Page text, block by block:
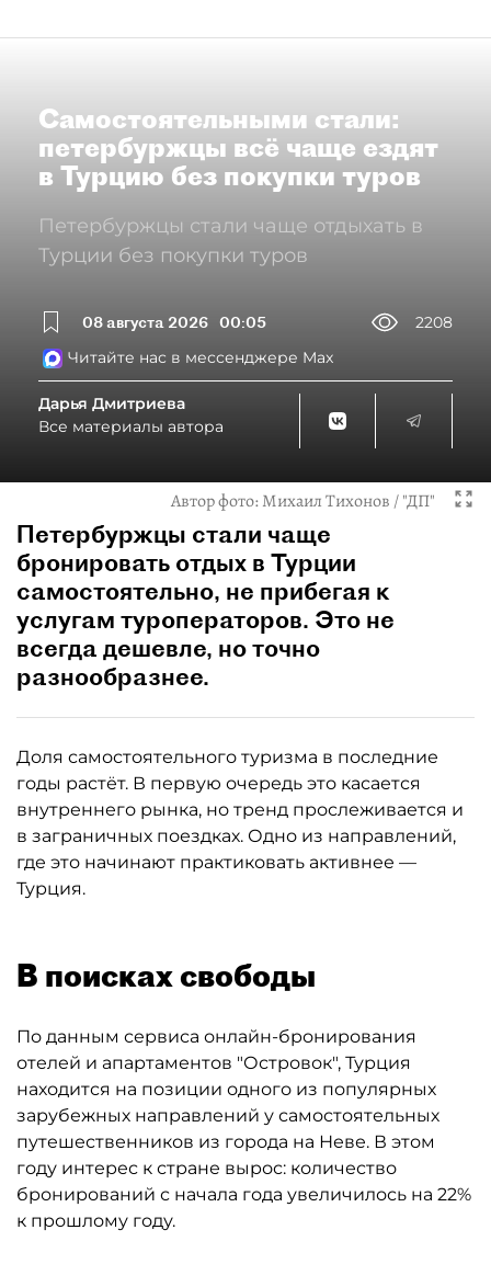
Самостоятельными стали:
петербуржцы всё чаще ездят
в Турцию без покупки туров
Петербуржцы стали чаще отдыхать в
Турции без покупки туров
08 августа 2026 00:05
2208
Читайте нас в мессенджере Max
Дарья Дмитриева
Все материалы автора
Автор фото:Михаил Тихонов / "ДП"
Петербуржцы стали чаще
бронировать отдых в Турции
самостоятельно, не прибегая к
услугам туроператоров. Это не
всегда дешевле, но точно
разнообразнее.
Доля самостоятельного туризма в последние
годы растёт. В первую очередь это касается
внутреннего рынка, но тренд прослеживается и
в заграничных поездках. Одно из направлений,
где это начинают практиковать активнее —
Турция.
В поисках свободы
По данным сервиса онлайн-бронирования
отелей и апартаментов "Островок", Турция
находится на позиции одного из популярных
зарубежных направлений у самостоятельных
путешественников из города на Неве. В этом
году интерес к стране вырос: количество
бронирований с начала года увеличилось на 22%
к прошлому году.